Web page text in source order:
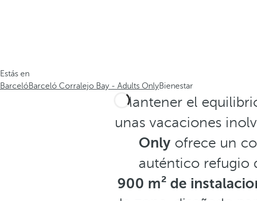
Estás en
BarcelóBarceló Corralejo Bay - Adults OnlyBienestar
Mantener el
unas vacaciones
Onlyofrece un
auténtico refugio
900 m² de